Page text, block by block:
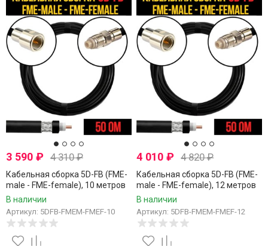
3 590 ₽ 4 310₽
Кабельная сборка 5D-FB (FME-
male - FME-female), 10 метров
В наличии
Артикул: 5DFB-FMEM-FMEF-10
4 010₽ 4 820₽
Кабельная сборка 5D-FB (FME-
male - FME-female), 12 метров
В наличии
Артикул: 5DFB-FMEM-FMEF-12